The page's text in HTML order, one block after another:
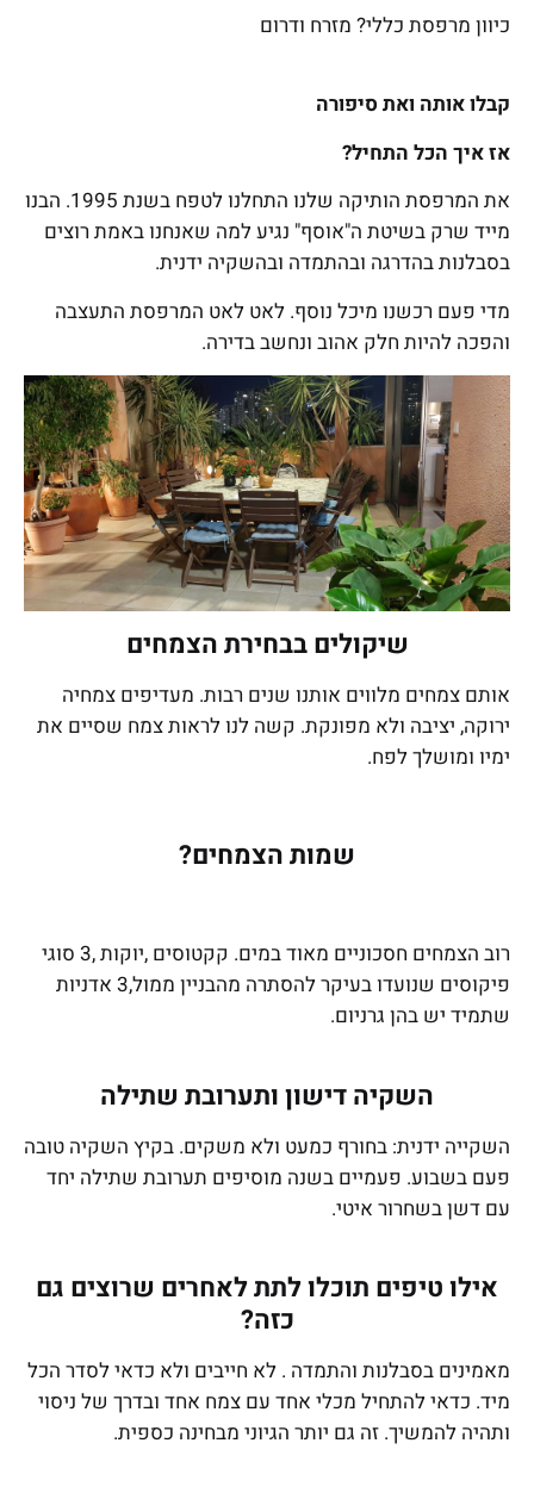
כיוון מרפסת כללי? מזרח ודרום
קבלו אותה ואת סיפורה
אז איך הכל התחיל?
את המרפסת הותיקה שלנו התחלנו לטפח בשנת 1995. הבנו
מייד שרק בשיטת ה"אוסף" נגיע למה שאנחנו באמת רוצים
בסבלנות בהדרגה ובהתמדה ובהשקיה ידנית.
מדי פעם רכשנו מיכל נוסף. לאט לאט המרפסת התעצבה
והפכה להיות חלק אהוב ונחשב בדירה.
שיקולים בבחירת הצמחים
אותם צמחים מלווים אותנו שנים רבות. מעדיפים צמחיה
ירוקה, יציבה ולא מפונקת. קשה לנו לראות צמח שסיים את
ימיו ומושלך לפח.
שמות הצמחים?
רוב הצמחים חסכוניים מאוד במים. קקטוסים ,יוקות ,3 סוגי
פיקוסים שנועדו בעיקר להסתרה מהבניין ממול,3 אדניות
שתמיד יש בהן גרניום.
השקיה דישון ותערובת שתילה
השקייה ידנית: בחורף כמעט ולא משקים. בקיץ השקיה טובה
פעם בשבוע. פעמיים בשנה מוסיפים תערובת שתילה יחד
עם דשן בשחרור איטי.
אילו טיפים תוכלו לתת לאחרים שרוצים גם
כזה?
מאמינים בסבלנות והתמדה . לא חייבים ולא כדאי לסדר הכל
מיד. כדאי להתחיל מכלי אחד עם צמח אחד ובדרך של ניסוי
ותהיה להמשיך. זה גם יותר הגיוני מבחינה כספית.